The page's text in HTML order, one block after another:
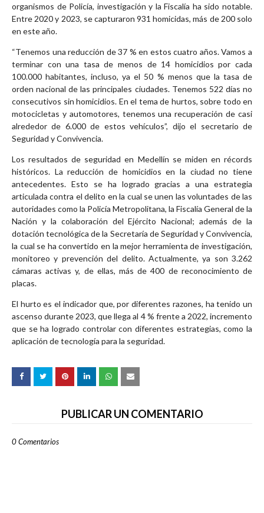
organismos de Policía, investigación y la Fiscalía ha sido notable.
Entre 2020 y 2023, se capturaron 931 homicidas, más de 200 solo
en este año.
“Tenemos una reducción de 37 % en estos cuatro años. Vamos a
terminar con una tasa de menos de 14 homicidios por cada
100.000 habitantes, incluso, ya el 50 % menos que la tasa de
orden nacional de las principales ciudades. Tenemos 522 días no
consecutivos sin homicidios. En el tema de hurtos, sobre todo en
motocicletas y automotores, tenemos una recuperación de casi
alrededor de 6.000 de estos vehículos”, dijo el secretario de
Seguridad y Convivencia.
Los resultados de seguridad en Medellín se miden en récords
históricos. La reducción de homicidios en la ciudad no tiene
antecedentes. Esto se ha logrado gracias a una estrategia
articulada contra el delito en la cual se unen las voluntades de las
autoridades como la Policía Metropolitana, la Fiscalía General de la
Nación y la colaboración del Ejército Nacional; además de la
dotación tecnológica de la Secretaría de Seguridad y Convivencia,
la cual se ha convertido en la mejor herramienta de investigación,
monitoreo y prevención del delito. Actualmente, ya son 3.262
cámaras activas y, de ellas, más de 400 de reconocimiento de
placas.
El hurto es el indicador que, por diferentes razones, ha tenido un
ascenso durante 2023, que llega al 4 % frente a 2022, incremento
que se ha logrado controlar con diferentes estrategias, como la
aplicación de tecnología para la seguridad.
PUBLICAR UN COMENTARIO
0 Comentarios